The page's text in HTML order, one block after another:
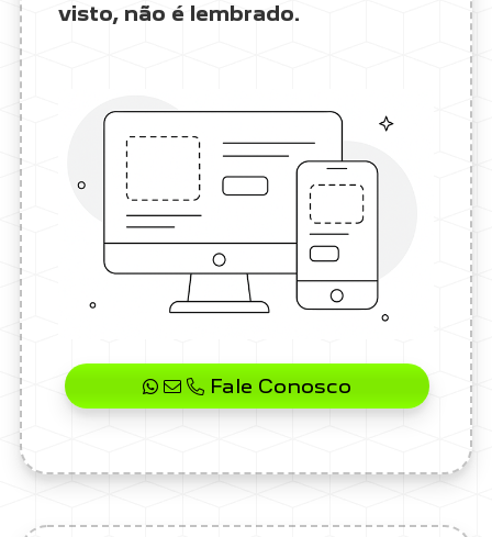
visto, não é lembrado.
Fale Conosco